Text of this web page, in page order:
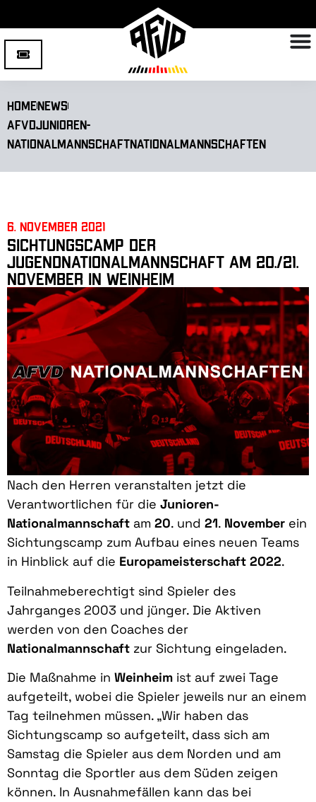
HomeNews
AFVDJunioren-
NationalmannschaftNationalmannschaften
6. November 2021
Sichtungscamp der
Jugendnationalmannschaft am 20./21.
November in Weinheim
Nach den Herren veranstalten jetzt die
Verantwortlichen für die Junioren-
Nationalmannschaft am 20. und 21. November ein
Sichtungscamp zum Aufbau eines neuen Teams
in Hinblick auf die Europameisterschaft 2022.
Teilnahmeberechtigt sind Spieler des
Jahrganges 2003 und jünger. Die Aktiven
werden von den Coaches der
Nationalmannschaft zur Sichtung eingeladen.
Die Maßnahme in Weinheim ist auf zwei Tage
aufgeteilt, wobei die Spieler jeweils nur an einem
Tag teilnehmen müssen. „Wir haben das
Sichtungscamp so aufgeteilt, dass sich am
Samstag die Spieler aus dem Norden und am
Sonntag die Sportler aus dem Süden zeigen
können. In Ausnahmefällen kann das bei